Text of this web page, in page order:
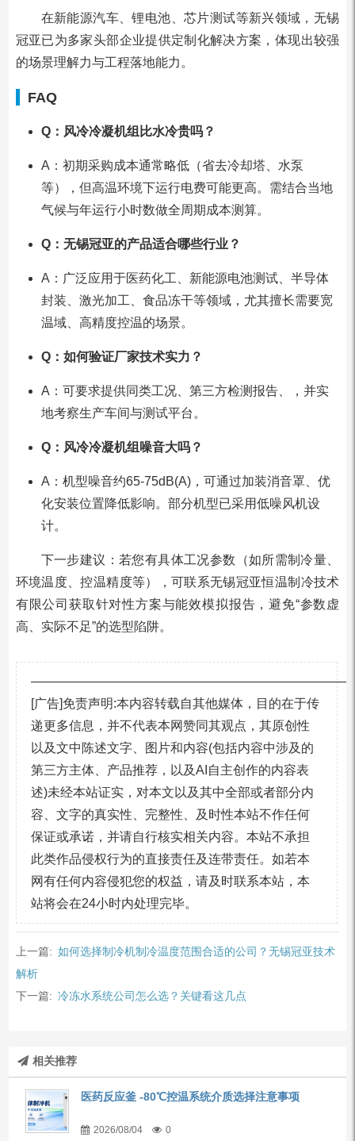
在新能源汽车、锂电池、芯片测试等新兴领域，无锡
冠亚已为多家头部企业提供定制化解决方案，体现出较强
的场景理解力与工程落地能力。
FAQ
Q：风冷冷凝机组比水冷贵吗？
A：初期采购成本通常略低（省去冷却塔、水泵
等），但高温环境下运行电费可能更高。需结合当地
气候与年运行小时数做全周期成本测算。
Q：无锡冠亚的产品适合哪些行业？
A：广泛应用于医药化工、新能源电池测试、半导体
封装、激光加工、食品冻干等领域，尤其擅长需要宽
温域、高精度控温的场景。
Q：如何验证厂家技术实力？
A：可要求提供同类工况、第三方检测报告、，并实
地考察生产车间与测试平台。
Q：风冷冷凝机组噪音大吗？
A：机型噪音约65-75dB(A)，可通过加装消音罩、优
化安装位置降低影响。部分机型已采用低噪风机设
计。
下一步建议：若您有具体工况参数（如所需制冷量、
环境温度、控温精度等），可联系无锡冠亚恒温制冷技术
有限公司获取针对性方案与能效模拟报告，避免“参数虚
高、实际不足”的选型陷阱。
[广告]免责声明:本内容转载自其他媒体，目的在于传
递更多信息，并不代表本网赞同其观点，其原创性
以及文中陈述文字、图片和内容(包括内容中涉及的
第三方主体、产品推荐，以及AI自主创作的内容表
述)未经本站证实，对本文以及其中全部或者部分内
容、文字的真实性、完整性、及时性本站不作任何
保证或承诺，并请自行核实相关内容。本站不承担
此类作品侵权行为的直接责任及连带责任。如若本
网有任何内容侵犯您的权益，请及时联系本站，本
站将会在24小时内处理完毕。
上一篇: 如何选择制冷机制冷温度范围合适的公司？无锡冠亚技术
解析
下一篇: 冷冻水系统公司怎么选？关键看这几点
相关推荐
医药反应釜 -80℃控温系统介质选择注意事项
2026/08/04 0